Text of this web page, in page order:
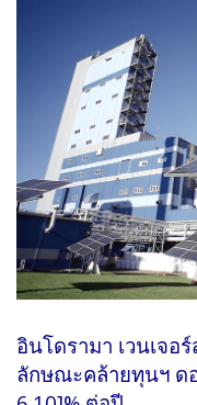
อินโดรามา เวนเจอ
ลักษณะคล้ายทุนฯ ด